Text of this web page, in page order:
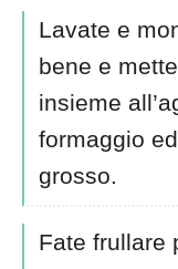
Lavate e
bene e
insieme
formaggio
grosso.
Fate frullare